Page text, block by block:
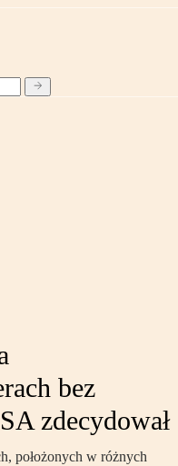
bez
zdecydował
położonych w różnych